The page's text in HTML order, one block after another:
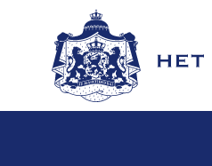
Naar de homepage